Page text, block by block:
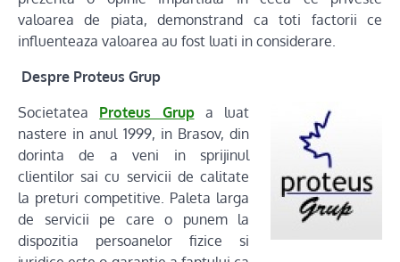
valoarea de piata, demonstrand ca toti factorii ce
influenteaza valoarea au fost luati in considerare.
Despre Proteus Grup
Societatea Proteus Grupa luat
nastere in anul 1999, in Brasov, din
dorinta de a veni in sprijinul
clientilor sai cu servicii de calitate
la preturi competitive. Paleta larga
de servicii pe care o punem la
dispozitia persoanelor fizice si